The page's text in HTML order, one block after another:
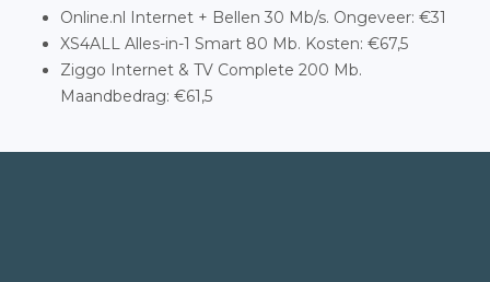
Online.nl Internet + Bellen 30 Mb/s. Ongeveer: €31
XS4ALL Alles-in-1 Smart 80 Mb. Kosten: €67,5
Ziggo Internet & TV Complete 200 Mb.
Maandbedrag: €61,5